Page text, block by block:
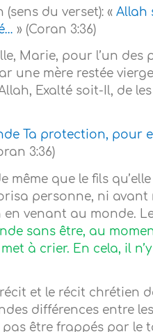
du verset): «Allah
» (Coran 3:36)
Marie, pour l’un des
une mère restée
Exalté soit-Il, de
Ta protection, pour
3:36)
même que le fils
personne, ni avant
venant au monde.
sans être, au
à crier. En cela, il
et le récit chrétien
différences entre
pas être frappés par le